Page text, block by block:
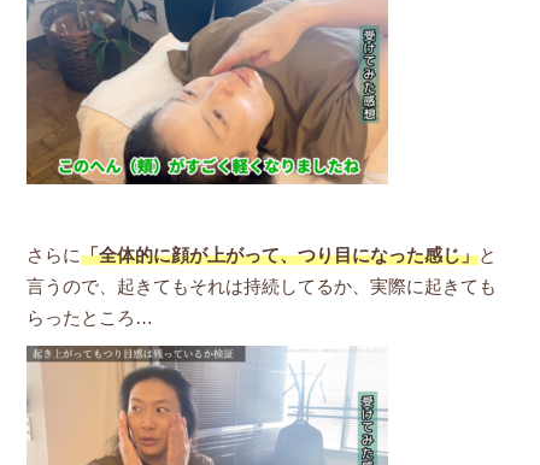
さらに「全体的に顔が上がって、つり目になった感じ」と
言うので、起きてもそれは持続してるか、実際に起きても
らったところ…